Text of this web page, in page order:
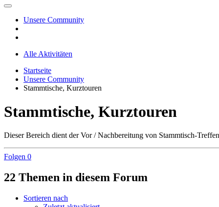
Unsere Community
Alle Aktivitäten
Startseite
Unsere Community
Stammtische, Kurztouren
Stammtische, Kurztouren
Dieser Bereich dient der Vor / Nachbereitung von Stammtisch-
Folgen 0
22 Themen in diesem Forum
Sortieren nach